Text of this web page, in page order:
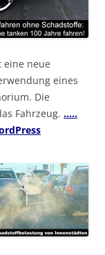
eine neue
eines
Die
Fahrzeug. …..